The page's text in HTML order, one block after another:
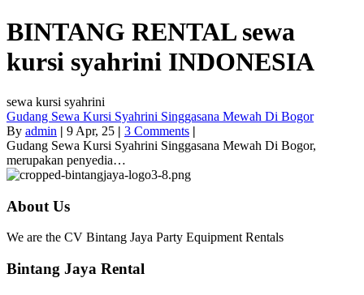
BINTANG RENTAL sewa
kursi syahrini INDONESIA
sewa kursi syahrini
Gudang Sewa Kursi Syahrini Singgasana Mewah Di Bogor
By admin | 9 Apr, 25 | 3 Comments |
Gudang Sewa Kursi Syahrini Singgasana Mewah Di Bogor,
merupakan penyedia…
About Us
We are the CV Bintang Jaya Party Equipment Rentals
Bintang Jaya Rental